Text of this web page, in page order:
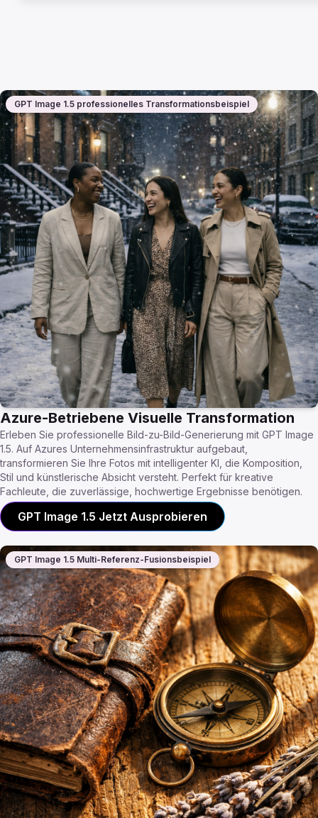
Azure-Betriebene Visuelle Transformation
Erleben Sie professionelle Bild-zu-Bild-Generierung mit GPT Image
1.5. Auf Azures Unternehmensinfrastruktur aufgebaut,
transformieren Sie Ihre Fotos mit intelligenter KI, die Komposition,
Stil und künstlerische Absicht versteht. Perfekt für kreative
Fachleute, die zuverlässige, hochwertige Ergebnisse benötigen.
GPT Image 1.5 Jetzt Ausprobieren
GPT Image 1.5 professionelles Transformationsbeispiel
GPT Image 1.5 Multi-Referenz-Fusionsbeispiel